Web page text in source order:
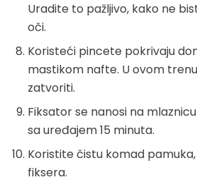
Uradite to pažljivo, kako ne
oči.
Koristeći pincete pokrivaju
mastikom nafte. U ovom
zatvoriti.
Fiksator se nanosi na
sa uređajem 15 minuta.
Koristite čistu komad
fiksera.